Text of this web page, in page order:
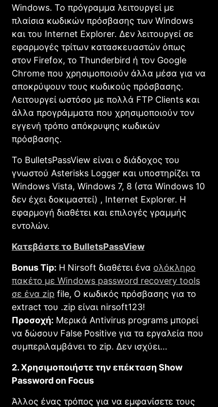
Windows. Το πρόγραμμα λειτουργεί με
πλαίσια κωδικών πρόσβασης των Windows
και του Internet Explorer. Δεν λειτουργεί σε
εφαρμογές τρίτων κατασκευαστών όπως
στον Firefox, το Thunderbird ή τον Google
Chrome που χρησιμοποιούν άλλα μέσα για να
αποκρύψουν τους κωδικούς πρόσβασης.
Λειτουργεί ωστόσο με πολλά FTP Clients και
άλλα προγράμματα που χρησιμοποιούν τον
εγγενή τρόπο απόκρυψης κωδικών
πρόσβασης.
Το BulletsPassView είναι ο διάδοχος του
γνωστού Asterisks Logger και υποστηρίζει τα
Windows Vista, Windows 7, 8 (στα Windows 10
δεν έχει δοκιμαστεί) , Internet Explorer. Η
εφαρμογή διαθέτει και επιλογές γραμμής
εντολών.
Κατεβάστε το BulletsPassView
Bonus Tip: H Nirsoft διαθέτει ένα ολόκληρο
πακέτο με Windows password recovery tools
σε ένα zip file, Ο κωδικός πρόσβασης για το
extract του .zip είναι nirsoft123!
Προσοχή: Μερικά Antivirus programs μπορεί
να δώσουν False Positive για τα εργαλεία που
συμπεριλαμβάνει το zip. Δεν ισχύει…
2. Χρησιμοποιήστε την επέκταση Show
Password on Focus
Άλλος ένας τρόπος για να εμφανίσετε τους